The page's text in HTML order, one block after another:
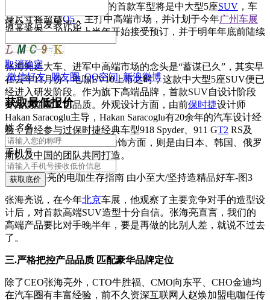
据了解，ENOVATE品牌的首款车型将是中大型5座SUV ，车
身尺寸将超越Q5，主打中高端市场，并计划于今年广州车展
迎来首秀，2019年上半年开始接受预订，并于明年年底前陆续
交付。
张海亮造大车、进军中高端市场的念头是“蓄谋已久”，其实早
在去年11月份，电咖EV10上市之时，这款中大型5座SUV便已
经进入研发阶段。作为旗下高端品牌，首款SUV自设计阶段
开始便注重工艺品质。外观设计方面，由前保时捷设计师
Hakan Saracoglu主导，Hakan Saracoglu有20余年的汽车设计经
验，曾经参与过保时捷经典车型918 Spyder、911 GT2 RS及
Macan的设计工作。而在内饰方面，则是由日本、韩国、俄罗
斯以及中国的团队共同打造。
张海亮说，在今年北京车展，他观察了主要竞争对手的造型设
计后，对首款高端SUV造型十分自信。张海亮直言，我们的
高端产品要比对手晚半年，要是再做的比别人差，就说不过去
了。
三.严格把控产品品质 匹配豪华品牌定位
除了CEO张海亮外， CTO牛胜福、 CMO向东平、CHO金迪均
在汽车圈有丰富经验，前不久资深互联网人赵焕加盟电咖任传
请登录后发表评论
取消确定
微信好友 朋友圈 QQ空间 新浪微博
获取最低报价
姓名名
手机号
获取底价